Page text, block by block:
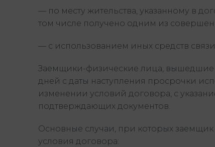
— по месту жительства, указанному в
том числе получено одним из
— с использованием иных средств
Заемщики-физические лица, вышедшие
дней с даты наступления просрочки
изменении условий договора, с
подтверждающих документов.
Основные случаи, при которых
условия договора: